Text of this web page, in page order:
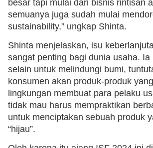
besar tapi mulai dari bisnis rintisan
semuanya juga sudah mulai
sustainability,” ungkap Shinta.
Shinta menjelaskan, isu
sangat penting bagi dunia usaha. Ia
selain untuk melindungi bumi,
konsumen akan produk-produk
lingkungan membuat para pelaku
tidak mau harus mempraktikan
untuk menciptakan sebuah produk
“hijau”.